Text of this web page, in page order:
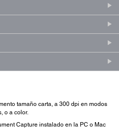
tamaño carta, a 300 dpi en modos
o a color.
Capture instalado en la PC o Mac